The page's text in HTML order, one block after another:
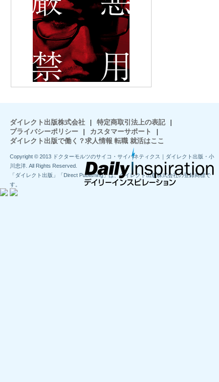
ダイレクト出版株式会社 | 特定商取引法上の表記
|
プライバシーポリシー
| カスタマーサポート
|
ダイレクト出版で働く？求人情報 転職 就活はここ
Copyright © 2013 ドクターモルツのサイコ・サイバネティクス｜ダイレクト出版・小
川忠洋. All Rights Reserved.
「ダイレクト出版」「Direct Publishing」は、ダイレクト出版株式会社の登録商標で
す。